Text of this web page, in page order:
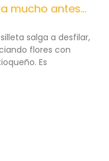
mucho antes…
salga a desfilar,
flores con
Es